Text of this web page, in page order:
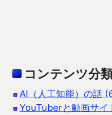
コンテンツ分
AI（人工知能）の話
YouTuberと動画サイ